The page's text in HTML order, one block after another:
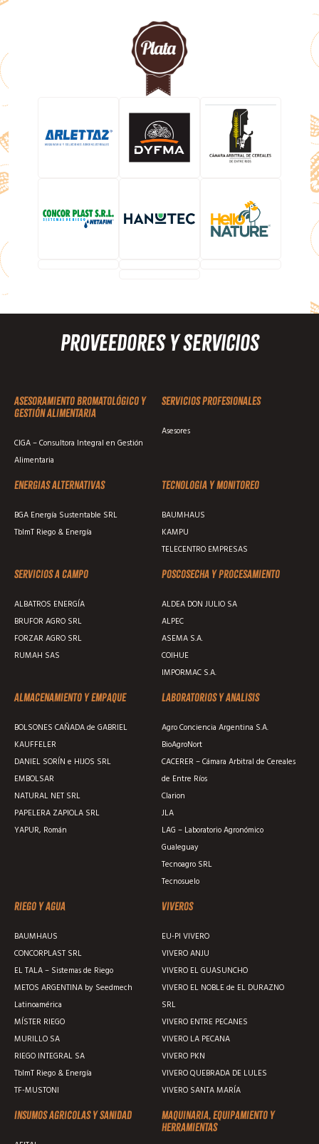
Proveedores y Servicios
Asesoramiento Bromatológico y
Gestión Alimentaria
CIGA – Consultora Integral en Gestión
Alimentaria
Servicios profesionales
Asesores
Energias alternativas
BGA Energía Sustentable SRL
TblmT Riego & Energía
Tecnologia y monitoreo
BAUMHAUS
KAMPU
TELECENTRO EMPRESAS
Servicios a campo
ALBATROS ENERGÍA
BRUFOR AGRO SRL
FORZAR AGRO SRL
RUMAH SAS
Poscosecha y procesamiento
ALDEA DON JULIO SA
ALPEC
ASEMA S.A.
COIHUE
IMPORMAC S.A.
Almacenamiento y empaque
BOLSONES CAÑADA de GABRIEL
KAUFFELER
DANIEL SORÍN e HIJOS SRL
EMBOLSAR
NATURAL NET SRL
PAPELERA ZAPIOLA SRL
YAPUR, Román
Laboratorios y analisis
Agro Conciencia Argentina S.A.
BioAgroNort
CACERER – Cámara Arbitral de Cereales
de Entre Ríos
Clarion
JLA
LAG – Laboratorio Agronómico
Gualeguay
Tecnoagro SRL
Tecnosuelo
Riego y agua
BAUMHAUS
CONCORPLAST SRL
EL TALA – Sistemas de Riego
METOS ARGENTINA by Seedmech
Latinoamérica
MÍSTER RIEGO
MURILLO SA
RIEGO INTEGRAL SA
TblmT Riego & Energía
TF-MUSTONI
Viveros
EU-PI VIVERO
VIVERO ANJU
VIVERO EL GUASUNCHO
VIVERO EL NOBLE de EL DURAZNO
SRL
VIVERO ENTRE PECANES
VIVERO LA PECANA
VIVERO PKN
VIVERO QUEBRADA DE LULES
VIVERO SANTA MARÍA
Insumos agricolas y sanidad
Maquinaria, equipamiento y
herramientas